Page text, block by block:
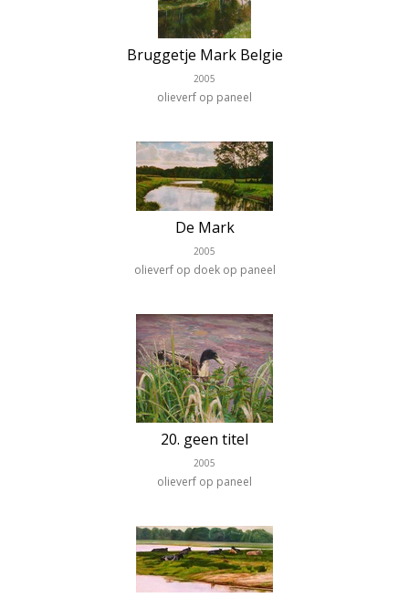
Bruggetje Mark Belgie
2005
olieverf op paneel
De Mark
2005
olieverf op doek op paneel
20. geen titel
2005
olieverf op paneel